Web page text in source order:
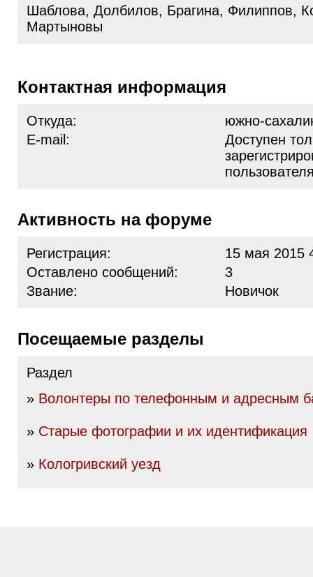
Шаблова, Долбилов, Брагина, Филиппов,
Мартыновы
Контактная информация
Откуда:
южно-
E-mail:
Доступен
Активность на форуме
Регистрация:
15 мая 2015
Оставлено сообщений:
3
Звание:
Новичок
Посещаемые разделы
Раздел
» Волонтеры по телефонным и адресным
» Старые фотографии и их идентификация
» Кологривский уезд